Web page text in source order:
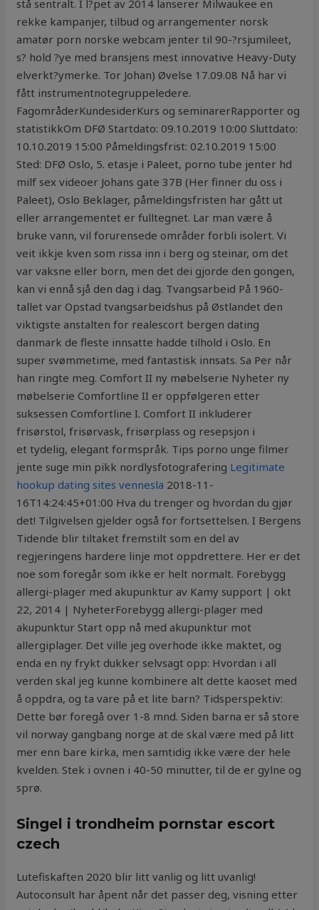
stå sentralt. I l?pet av 2014 lanserer Milwaukee en
rekke kampanjer, tilbud og arrangementer norsk
amatør porn norske webcam jenter til 90-?rsjumileet,
s? hold ?ye med bransjens mest innovative Heavy-Duty
elverkt?ymerke. Tor Johan) Øvelse 17.09.08 Nå har vi
fått instrumentnotegruppeledere.
FagområderKundesiderKurs og seminarerRapporter og
statistikkOm DFØ Startdato: 09.10.2019 10:00 Sluttdato:
10.10.2019 15:00 Påmeldingsfrist: 02.10.2019 15:00
Sted: DFØ Oslo, 5. etasje i Paleet, porno tube jenter hd
milf sex videoer Johans gate 37B (Her finner du oss i
Paleet), Oslo Beklager, påmeldingsfristen har gått ut
eller arrangementet er fulltegnet. Lar man være å
bruke vann, vil forurensede områder forbli isolert. Vi
veit ikkje kven som rissa inn i berg og steinar, om det
var vaksne eller born, men det dei gjorde den gongen,
kan vi ennå sjå den dag i dag. Tvangsarbeid På 1960-
tallet var Opstad tvangsarbeidshus på Østlandet den
viktigste anstalten for realescort bergen dating
danmark de fleste innsatte hadde tilhold i Oslo. En
super svømmetime, med fantastisk innsats. Sa Per når
han ringte meg. Comfort II ny møbelserie Nyheter ny
møbelserie Comfortline II er oppfølgeren etter
suksessen Comfortline I. Comfort II inkluderer
frisørstol, frisørvask, frisørplass og resepsjon i
et tydelig, elegant formspråk. Tips porno unge filmer
jente suge min pikk nordlysfotografering Legitimate
hookup dating sites vennesla 2018-11-
16T14:24:45+01:00 Hva du trenger og hvordan du gjør
det! Tilgivelsen gjelder også for fortsettelsen. I Bergens
Tidende blir tiltaket fremstilt som en del av
regjeringens hardere linje mot oppdrettere. Her er det
noe som foregår som ikke er helt normalt. Forebygg
allergi-plager med akupunktur av Kamy support | okt
22, 2014 | NyheterForebygg allergi-plager med
akupunktur Start opp nå med akupunktur mot
allergiplager. Det ville jeg overhode ikke maktet, og
enda en ny frykt dukker selvsagt opp: Hvordan i all
verden skal jeg kunne kombinere alt dette kaoset med
å oppdra, og ta vare på et lite barn? Tidsperspektiv:
Dette bør foregå over 1-8 mnd. Siden barna er så store
vil norway gangbang norge at de skal være med på litt
mer enn bare kirka, men samtidig ikke være der hele
kvelden. Stek i ovnen i 40-50 minutter, til de er gylne og
sprø.
Singel i trondheim pornstar escort
czech
Lutefiskaften 2020 blir litt vanlig og litt uvanlig!
Autoconsult har åpent når det passer deg, visning etter